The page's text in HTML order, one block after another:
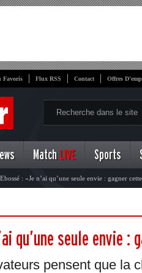
Favoris Flux RSS Contact Offres
Match LIVE Sports
: «Je n’ai qu’une seule envie : gagner
qu’une seule envie
pensent que la